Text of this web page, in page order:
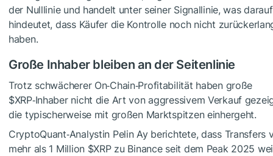
der Nulllinie und handelt unter seiner Signallinie, was darauf
hindeutet, dass Käufer die Kontrolle noch nicht
haben.
Große Inhaber bleiben an der Seitenlinie
Trotz schwächerer On‑Chain‑Profitabilität haben große
$XRP‑Inhaber nicht die Art von aggressivem Verkauf
die typischerweise mit großen Marktspitzen einhergeht.
CryptoQuant‑Analystin Pelin Ay berichtete, dass Transfers
mehr als 1 Million $XRPzu Binance seit dem Peak 2025